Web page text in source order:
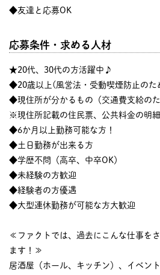
◆友達と応募OK
応募条件・求める人材
★20代、30代の方活躍中♪
◆20歳以上(風営法・受動喫煙防止のた
◆現住所が分かるもの（交通費支給のた
※現住所記載の住民票、公共料金の明
◆6か月以上勤務可能な方！
◆土日勤務が出来る方
◆学歴不問（高卒、中卒OK）
◆未経験の方歓迎
◆経験者の方優遇
◆大型連休勤務が可能な方大歓迎
≪ファクトでは、過去にこんな仕事を
ます！≫
居酒屋（ホール、キッチン）、イベン